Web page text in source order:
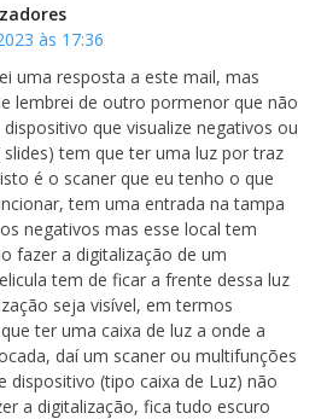
às 17:36
uma resposta a este mail, mas
lembrei de outro pormenor que não
que visualize negativos ou
slides) tem que ter uma luz por traz
é o scaner que eu tenho o que
tem uma entrada na tampa
negativos mas esse local tem
fazer a digitalização de um
tem de ficar a frente dessa luz
seja visível, em termos
ter uma caixa de luz a onde a
daí um scaner ou multifunções
dispositivo (tipo caixa de Luz) não
a digitalização, fica tudo escuro